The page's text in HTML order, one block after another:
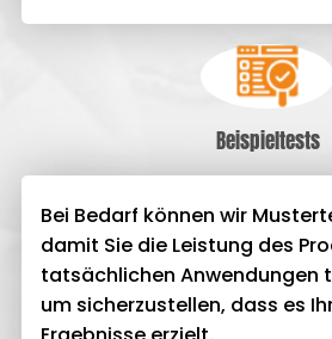
Beispieltests
Bei Bedarf können wir
damit Sie die Leistung des
tatsächlichen Anwendungen
um sicherzustellen, dass es